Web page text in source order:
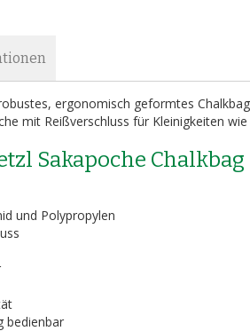
ergonomisch geformtes
mit Reißverschluss für Kleinigkeiten wie
Sakapoche Chalkbag
und Polypropylen
bedienbar